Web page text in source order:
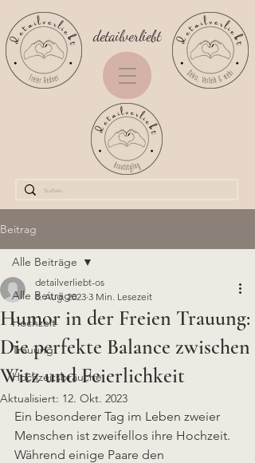
detailverliebt
Beitrag
Alle Beiträge
Hochzeit
Trauung
Hochzeitsbräuche
Alle Beiträge
Humor in der Freien Trauung:
Die perfekte Balance zwischen
Witz und Feierlichkeit
detailverliebt-os
8. Aug. 2023 3 Min. Lesezeit
Aktualisiert: 12. Okt. 2023
Ein besonderer Tag im Leben zweier
Menschen ist zweifellos ihre Hochzeit.
Während einige Paare den